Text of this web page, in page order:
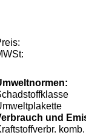
und
komb.